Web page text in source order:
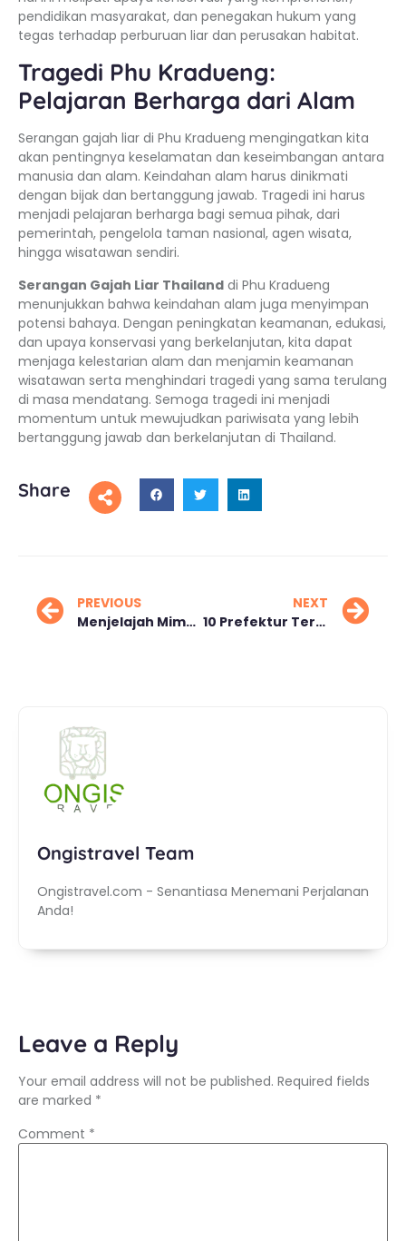
pendidikan masyarakat, dan penegakan hukum yang
tegas terhadap perburuan liar dan perusakan habitat.
Tragedi Phu Kradueng:
Pelajaran Berharga dari Alam
Serangan gajah liar di Phu Kradueng mengingatkan kita
akan pentingnya keselamatan dan keseimbangan antara
manusia dan alam. Keindahan alam harus dinikmati
dengan bijak dan bertanggung jawab. Tragedi ini harus
menjadi pelajaran berharga bagi semua pihak, dari
pemerintah, pengelola taman nasional, agen wisata,
hingga wisatawan sendiri.
Serangan Gajah Liar Thailand di Phu Kradueng
menunjukkan bahwa keindahan alam juga menyimpan
potensi bahaya. Dengan peningkatan keamanan, edukasi,
dan upaya konservasi yang berkelanjutan, kita dapat
menjaga kelestarian alam dan menjamin keamanan
wisatawan serta menghindari tragedi yang sama terulang
di masa mendatang. Semoga tragedi ini menjadi
momentum untuk mewujudkan pariwisata yang lebih
bertanggung jawab dan berkelanjutan di Thailand.
Share
PREVIOUS
Menjelajah Mimpi Koneksi Antar Benua: Terowongan Trans-Atlantik
NEXT
10 Prefektur Terbaik Jepang untuk Warga Asing: Surga Tersembunyi di Negeri Sakura
Ongistravel Team
Ongistravel.com - Senantiasa Menemani Perjalanan
Anda!
Leave a Reply
Your email address will not be published. Required fields
are marked *
Comment *